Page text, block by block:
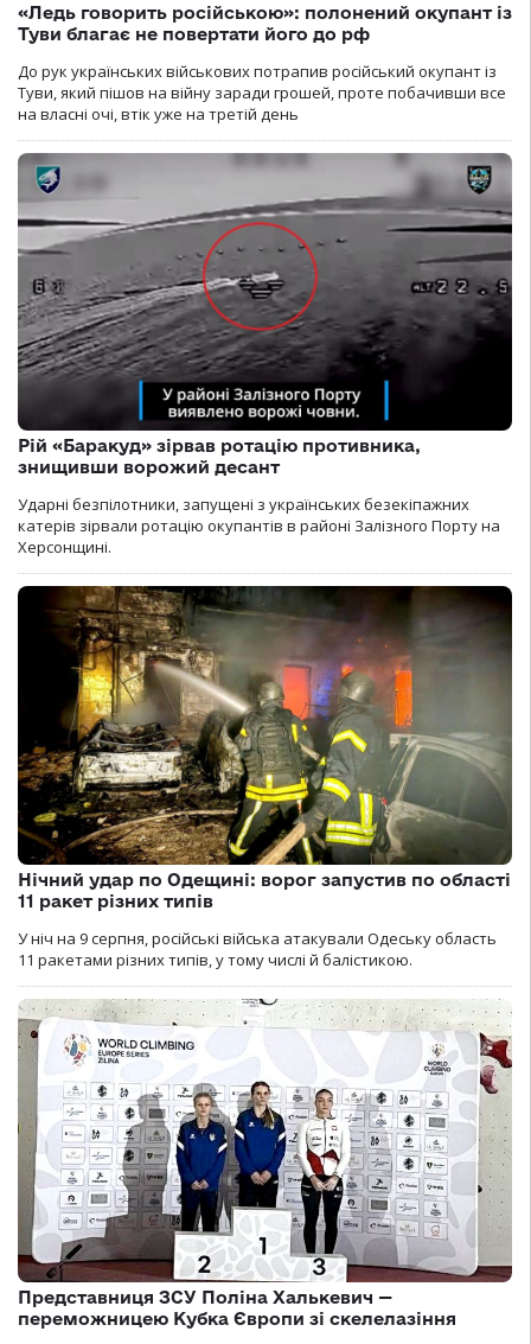
«Ледь говорить російською»: полонений окупант із
Туви благає не повертати його до рф
До рук українських військових потрапив російський окупант із
Туви, який пішов на війну заради грошей, проте побачивши все
на власні очі, втік уже на третій день
Рій «Баракуд» зірвав ротацію противника,
знищивши ворожий десант
Ударні безпілотники, запущені з українських безекіпажних
катерів зірвали ротацію окупантів в районі Залізного Порту на
Херсонщині.
Нічний удар по Одещині: ворог запустив по області
11 ракет різних типів
У ніч на 9 серпня, російські війська атакували Одеську область
11 ракетами різних типів, у тому числі й балістикою.
Представниця ЗСУ Поліна Халькевич —
переможницею Кубка Європи зі скелелазіння